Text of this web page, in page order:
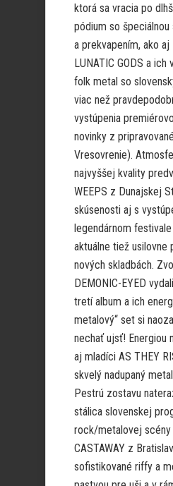
ktorá sa vracia po
pódium so špeciálnou
a prekvapením, ako aj
LUNATIC GODS a ich
folk metal so
viac než
vystúpenia
novinky z
Vresovrenie).
najvyššej kvality
WEEPS z Dunajskej
skúsenosti aj s
legendárnom
aktuálne tiež usilovne
nových skladbách.
DEMONIC-EYED
tretí album a ich
metalový“ set si
nechať ujsť! Energiou
aj mladíci AS THEY
skvelý nadupaný
Pestrú zostavu
stálica slovenskej
rock/metalovej scény
CASTAWAY z
sofistikované riffy a